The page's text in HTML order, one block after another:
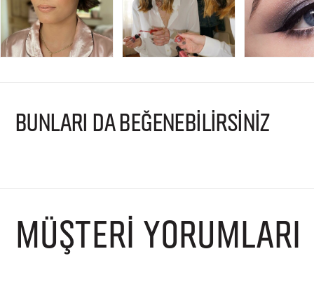
BUNLARI DA BEĞENEBİLİRSİNİZ
MÜŞTERI YORUMLARI